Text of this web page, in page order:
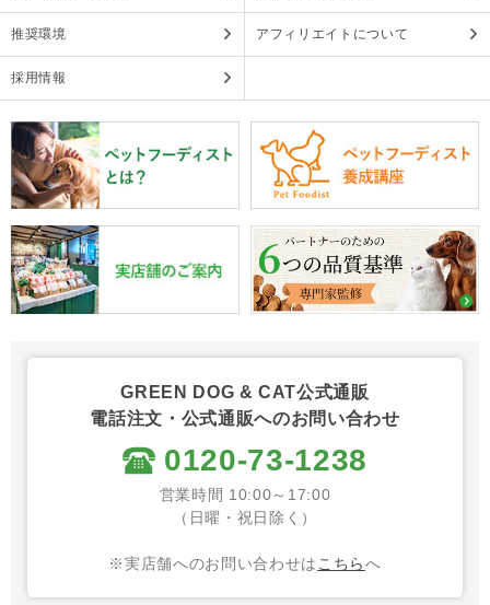
推奨環境 アフィリエイトについて
採用情報
GREEN DOG & CAT公式通販
電話注文・公式通販へのお問い合わせ
0120-73-1238
営業時間 10:00～17:00
（日曜・祝日除く）
※実店舗へのお問い合わせは こちらへ